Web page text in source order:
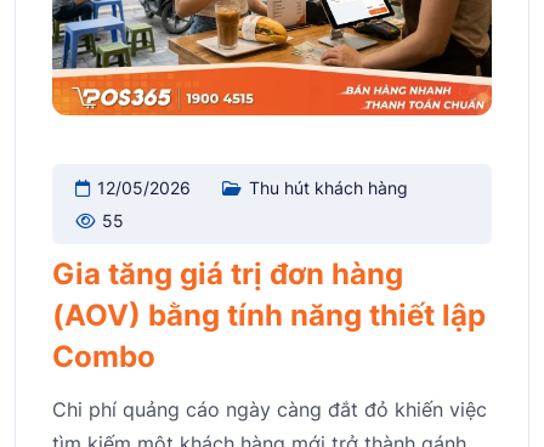
12/05/2026
Thu hút khách hàng
55
Gia tăng giá trị đơn hàng
(AOV) bằng tính năng thiết lập
Combo
Chi phí quảng cáo ngày càng đắt đỏ khiến việc